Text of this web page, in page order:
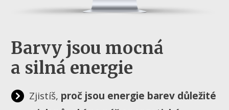
Barvy jsou mocná
a silná energie
Zjistíš, proč jsou energie barev důležité